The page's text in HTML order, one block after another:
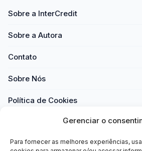
Gerenciar o
Para fornecer as melhores experiências,
Sobre a InterCredit
Sobre a Autora
Contato
Sobre Nós
Política de Cookies
Política de Privacidade
Termos e Condições